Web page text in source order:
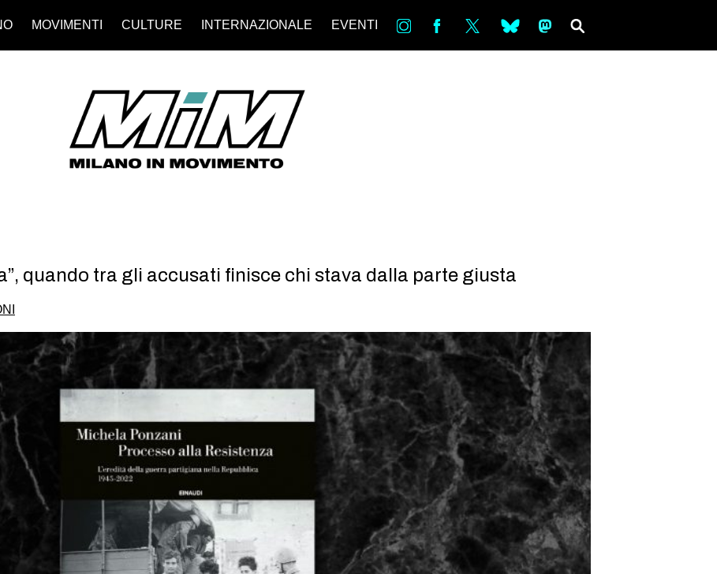
MOVIMENTI CULTURE INTERNAZIONALE EVENTI in bsky ms
quando tra gli accusati finisce chi stava dalla parte giusta